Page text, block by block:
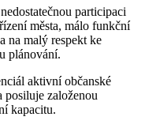
participaci
města, málo funkční
na malý respekt ke
plánování.
aktivní občanské
posiluje založenou
kapacitu.